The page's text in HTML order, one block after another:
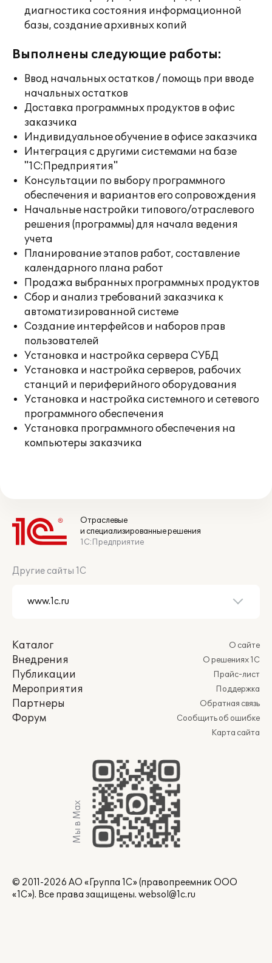
диагностика состояния информационной
базы, создание архивных копий
Выполнены следующие работы:
Ввод начальных остатков / помощь при вводе
начальных остатков
Доставка программных продуктов в офис
заказчика
Индивидуальное обучение в офисе заказчика
Интеграция с другими системами на базе
"1С:Предприятия"
Консультации по выбору программного
обеспечения и вариантов его сопровождения
Начальные настройки типового/отраслевого
решения (программы) для начала ведения
учета
Планирование этапов работ, составление
календарного плана работ
Продажа выбранных программных продуктов
Сбор и анализ требований заказчика к
автоматизированной системе
Создание интерфейсов и наборов прав
пользователей
Установка и настройка сервера СУБД
Установка и настройка серверов, рабочих
станций и периферийного оборудования
Установка и настройка системного и сетевого
программного обеспечения
Установка программного обеспечения на
компьютеры заказчика
Отраслевые
и специализированные решения
1С:Предприятие
Другие сайты 1С
Каталог
Внедрения
Публикации
Мероприятия
Партнеры
Форум
О сайте
О решениях 1С
Прайс-лист
Поддержка
Обратная связь
Сообщить об ошибке
Карта сайта
Мы в Max
© 2011-2026 АО «Группа 1С» (правопреемник ООО
«1С»). Все права защищены. websol@1c.ru